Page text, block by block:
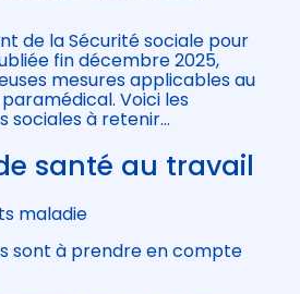
de la Sécurité sociale pour
fin décembre 2025,
mesures applicables au
Voici les
sociales à retenir…
santé au travail
maladie
sont à prendre en compte